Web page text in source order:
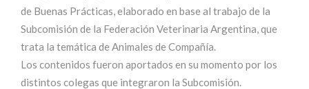
de Buenas Prácticas, elaborado en base al trabajo de la
Subcomisión de la Federación Veterinaria Argentina, que
trata la temática de Animales de Compañía.
Los contenidos fueron aportados en su momento por los
distintos colegas que integraron la Subcomisión.